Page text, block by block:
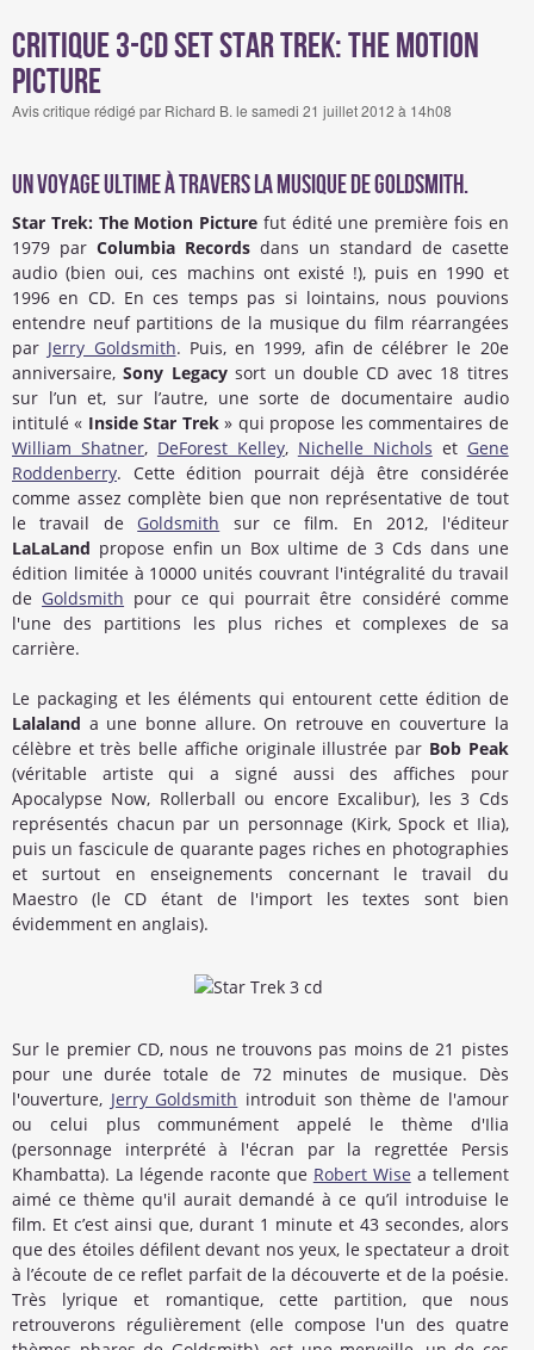
Critique 3-CD Set Star Trek: The Motion
Picture
Avis critique rédigé par Richard B. le samedi 21 juillet 2012 à 14h08
Un voyage ultime à travers la musique de Goldsmith.
Star Trek: The Motion Picture fut édité une première fois en
1979 par Columbia Recordsdans un standard de casette
audio (bien oui, ces machins ont existé !), puis en 1990 et
1996 en CD. En ces temps pas si lointains, nous pouvions
entendre neuf partitions de la musique du film réarrangées
par Jerry Goldsmith. Puis, en 1999, afin de célébrer le 20e
anniversaire,Sony Legacysort un double CD avec 18 titres
sur l’un et, sur l’autre, une sorte de documentaire audio
intitulé « Inside Star Trek» qui propose les commentaires de
William Shatner, DeForest Kelley, Nichelle Nichols et Gene
Roddenberry. Cette édition pourrait déjà être considérée
comme assez complète bien que non représentative de tout
le travail de Goldsmith sur ce film. En 2012, l'éditeur
LaLaLand propose enfin un Box ultime de 3 Cds dans une
édition limitée à 10000 unités couvrant l'intégralité du travail
de Goldsmith pour ce qui pourrait être considéré comme
l'une des partitions les plus riches et complexes de sa
carrière.
Le packaging et les éléments qui entourent cette édition de
Lalaland a une bonne allure. On retrouve en couverture la
célèbre et très belle affiche originale illustrée par Bob Peak
(véritable artiste qui a signé aussi des affiches pour
Apocalypse Now, Rollerball ou encore Excalibur), les 3 Cds
représentés chacun par un personnage (Kirk, Spock et Ilia),
puis un fascicule de quarante pages riches en photographies
et surtout en enseignements concernant le travail du
Maestro (le CD étant de l'import les textes sont bien
évidemment en anglais).
Sur le premier CD, nous ne trouvons pas moins de 21 pistes
pour une durée totale de 72 minutes de musique. Dès
l'ouverture, Jerry Goldsmith introduit son thème de l'amour
ou celui plus communément appelé le thème d'Ilia
(personnage interprété à l'écran par la regrettée Persis
Khambatta). La légende raconte que Robert Wise a tellement
aimé ce thème qu'il aurait demandé à ce qu’il introduise le
film. Et c’est ainsi que, durant 1 minute et 43 secondes, alors
que des étoiles défilent devant nos yeux, le spectateur a droit
à l’écoute de ce reflet parfait de la découverte et de la poésie.
Très lyrique et romantique, cette partition, que nous
retrouverons régulièrement (elle compose l'un des quatre